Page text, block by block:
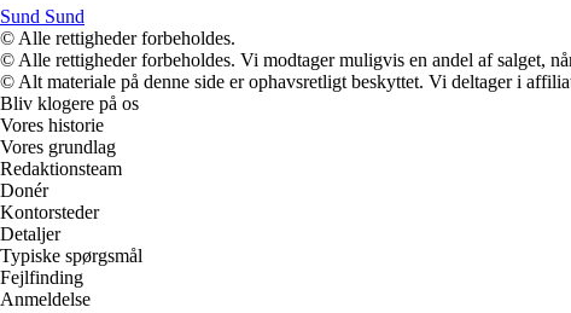
Sund Sund
© Alle rettigheder forbeholdes.
© Alle rettigheder forbeholdes. Vi modtager muligvis en andel af salget,
© Alt materiale på denne side er ophavsretligt beskyttet. Vi deltager i
Bliv klogere på os
Vores historie
Vores grundlag
Redaktionsteam
Donér
Kontorsteder
Detaljer
Typiske spørgsmål
Fejlfinding
Anmeldelse